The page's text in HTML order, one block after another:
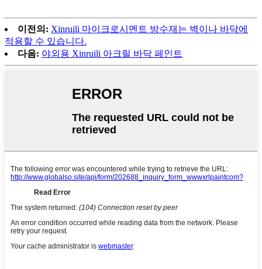
이전의: Xinruili 마이크로시멘트 방수재는 벽이나 바닥에
적용할 수 있습니다.
다음: 야외용 Xinruili 아크릴 바닥 페인트